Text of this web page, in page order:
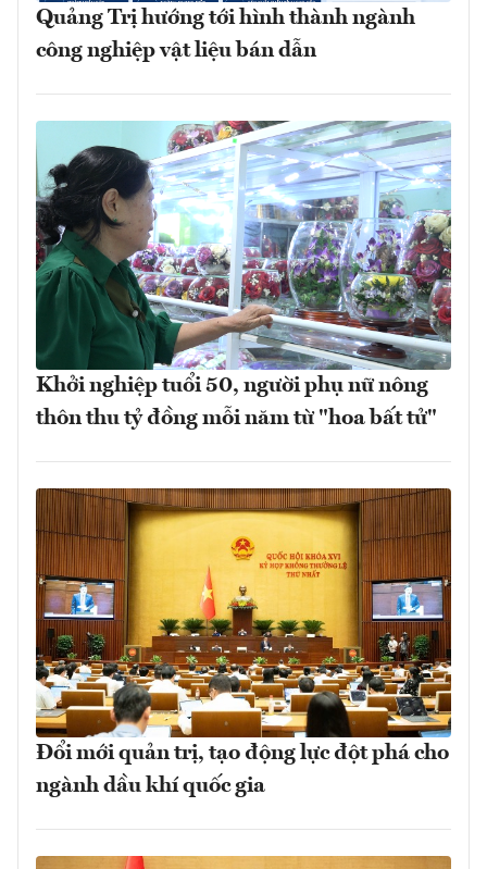
Quảng Trị hướng tới hình thành ngành
công nghiệp vật liệu bán dẫn
Khởi nghiệp tuổi 50, người phụ nữ nông
thôn thu tỷ đồng mỗi năm từ "hoa bất tử"
Đổi mới quản trị, tạo động lực đột phá cho
ngành dầu khí quốc gia